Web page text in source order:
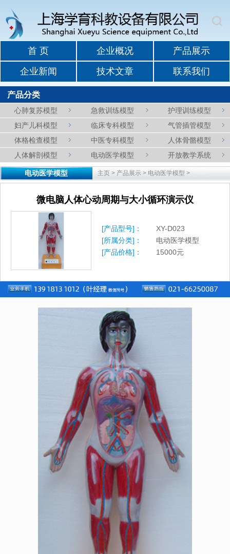
首 页 企业概况 产品展示
企业新闻 技术文章 联系我们
产品分类
心肺复苏模型 急救训练模型
护理训练模型
妇产儿科模型
临床专科模型
气管插管模型
体格检查模型
中医专科模型
人体骨骼模型
人体解剖模型
电动医学模型 开放教学系统
电动医学模型 主页 > 产品展示 > 电动医学模型 >
微电脑人体心动周期与大小循环演示仪
[产品型号]：
XY-D023
[所属分类]：
电动医学模型
[产品价格]：
15000元